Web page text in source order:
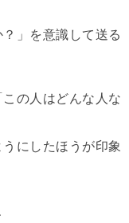
」を意識して送る
の人はどんな人な
にしたほうが印象